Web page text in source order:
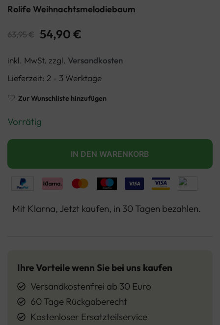
Rolife Weihnachtsmelodiebaum
63,95 € 54,90 €
inkl. MwSt. zzgl. Versandkosten
Lieferzeit: 2 - 3 Werktage
Zur Wunschliste hinzufügen
Vorrätig
IN DEN WARENKORB
Mit Klarna, Jetzt kaufen, in 30 Tagen bezahlen.
Ihre Vorteile wenn Sie bei uns kaufen
Versandkostenfrei ab 30 Euro
60 Tage Rückgaberecht
Kostenloser Ersatzteilservice